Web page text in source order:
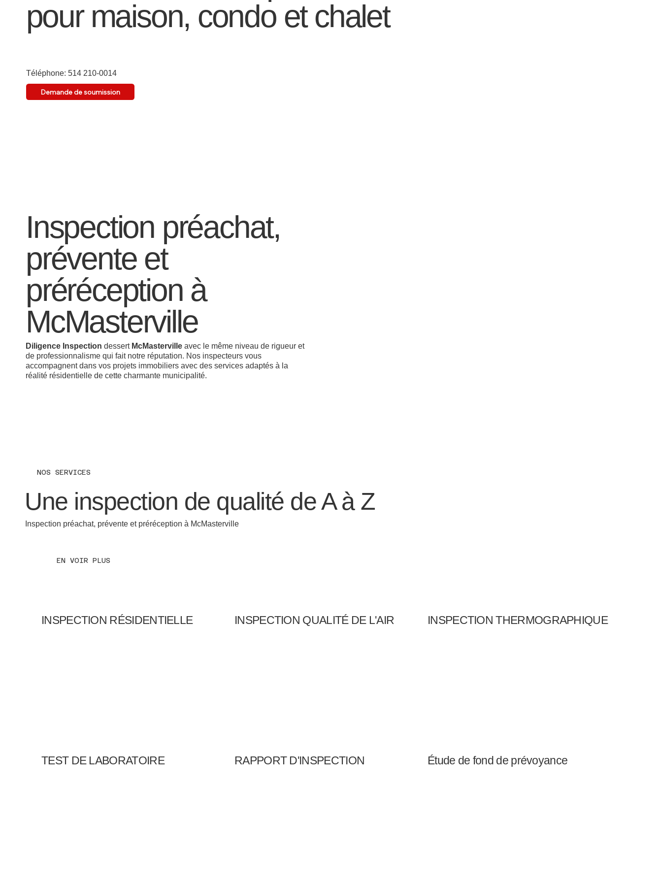
pour maison, condo et chalet
Téléphone: 514 210-0014
Demande de soumission
Inspection préachat,
prévente et
préréception à
McMasterville
Diligence Inspection dessert McMastervilleavec le même niveau de rigueur et
de professionnalisme qui fait notre réputation. Nos inspecteurs vous
accompagnent dans vos projets immobiliers avec des services adaptés à la
réalité résidentielle de cette charmante municipalité.
NOS SERVICES
Une inspection de qualité de A à Z
Inspection préachat, prévente et préréception à McMasterville
EN VOIR PLUS
INSPECTION RÉSIDENTIELLE INSPECTION QUALITÉ DE L'AIR INSPECTION THERMOGRAPHIQUE
TEST DE LABORATOIRE RAPPORT D'INSPECTION Étude de fond de prévoyance